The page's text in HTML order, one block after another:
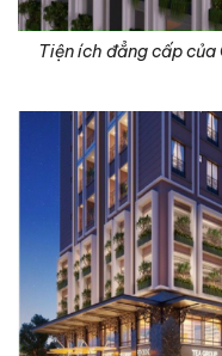
Tiện ích đẳng cấp